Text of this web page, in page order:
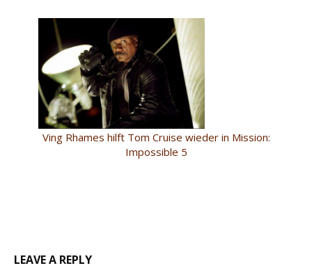
Ving Rhames hilft Tom Cruise wieder in Mission:
Impossible 5
LEAVE A REPLY